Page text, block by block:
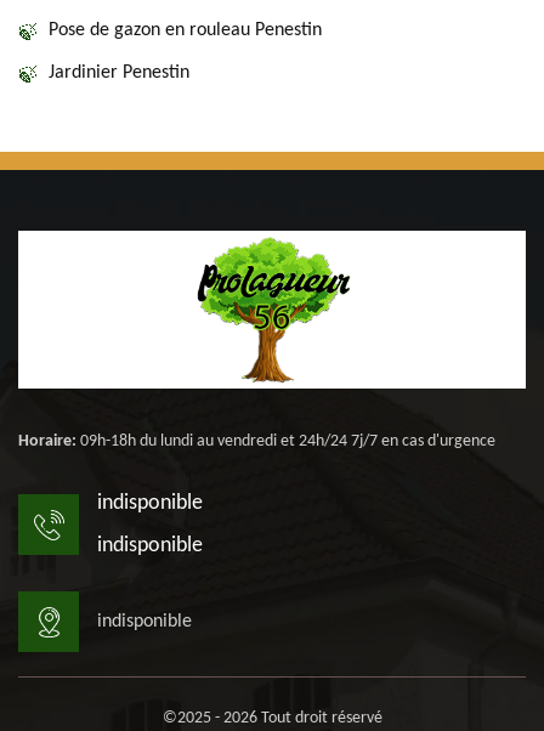
Pose de gazon en rouleau Penestin
Jardinier Penestin
Horaire: 09h-18h du lundi au vendredi et 24h/24 7j/7 en cas d'urgence
indisponible
indisponible
indisponible
©2025 - 2026 Tout droit réservé